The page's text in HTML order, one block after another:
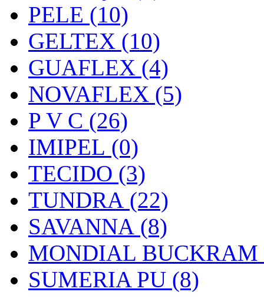
PELE (10)
GELTEX (10)
GUAFLEX (4)
NOVAFLEX (5)
P V C (26)
IMIPEL (0)
TECIDO (3)
TUNDRA (22)
SAVANNA (8)
MONDIAL BUCKRAM
SUMERIA PU (8)